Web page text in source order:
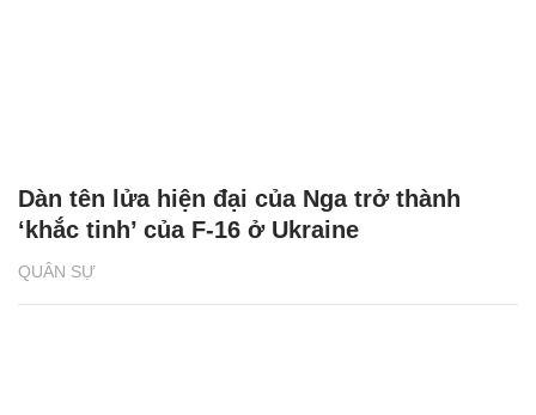
QUÂN SỰ
Dàn tên lửa hiện đại của Nga trở thành
‘khắc tinh’ của F-16 ở Ukraine